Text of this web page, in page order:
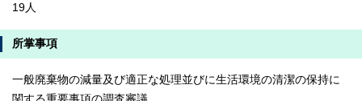
19人
所掌事項
一般廃棄物の減量及び適正な処理並びに生活環境の清潔の保持に
関する重要事項の調査審議